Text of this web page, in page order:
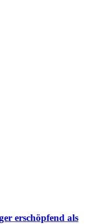
erschöpfend als